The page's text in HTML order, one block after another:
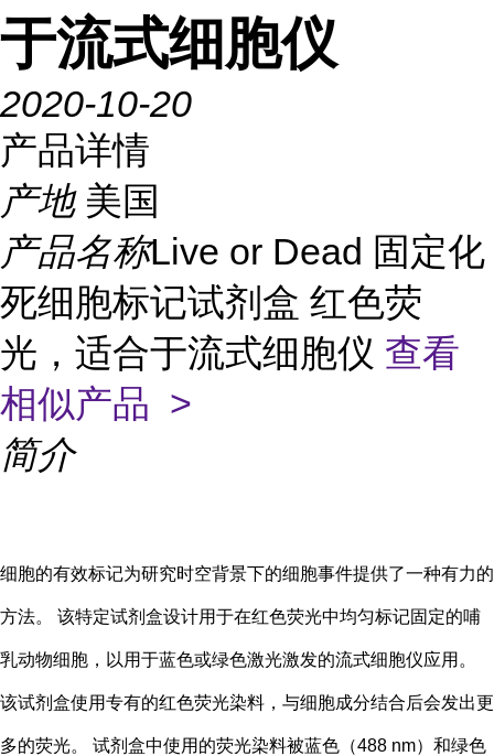
于流式细胞仪
2020-10-20
产品详情
产地 美国
产品名称Live or Dead 固定化
死细胞标记试剂盒 红色荧
光，适合于流式细胞仪 查看
相似产品 >
简介
细胞的有效标记为研究时空背景下的细胞事件提供了一种有力的
方法。 该特定试剂盒设计用于在红色荧光中均匀标记固定的哺
乳动物细胞，以用于蓝色或绿色激光激发的流式细胞仪应用。
该试剂盒使用专有的红色荧光染料，与细胞成分结合后会发出更
多的荧光。 试剂盒中使用的荧光染料被蓝色（488 nm）和绿色